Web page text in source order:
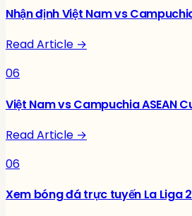
Nhận định Việt Nam vs
Read Article →
06
Việt Nam vs Campuchia ASEAN
Read Article →
06
Xem bóng đá trực tuyến La Liga